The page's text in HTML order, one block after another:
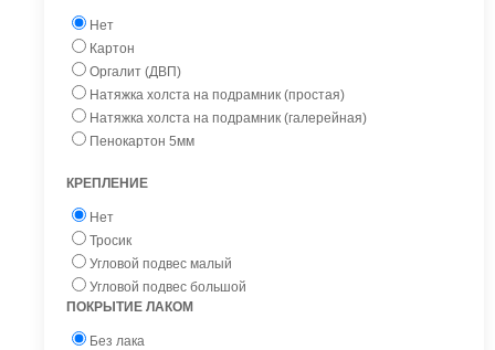
Нет
Картон
Оргалит (ДВП)
Натяжка холста на подрамник (простая)
Натяжка холста на подрамник (галерейная)
Пенокартон 5мм
КРЕПЛЕНИЕ
Нет
Тросик
Угловой подвес малый
Угловой подвес большой
ПОКРЫТИЕ ЛАКОМ
Без лака